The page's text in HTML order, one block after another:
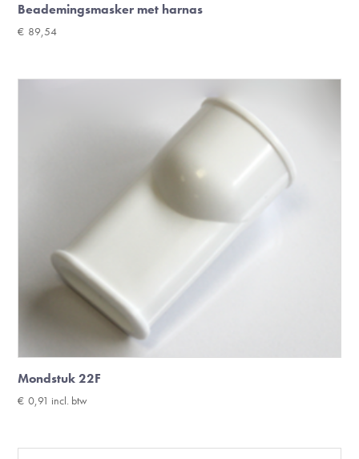
Beademingsmasker met harnas
€ 89,54
Mondstuk 22F
€ 0,91 incl. btw